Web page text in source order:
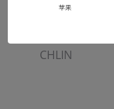
CHLIN
苹果